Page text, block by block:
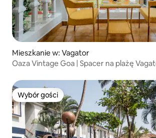
Mieszkanie w: Vagator
Oaza Vintage Goa | Spacer na plażę
Wybór gości
Wybór gości